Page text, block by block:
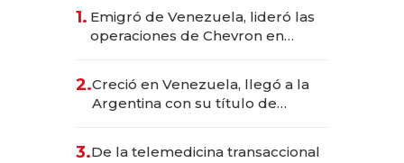
1. Emigró de Venezuela, lideró las
operaciones de Chevron en
2.Creció en Venezuela, llegó a la
Argentina con su título de
3.De la telemedicina transaccional